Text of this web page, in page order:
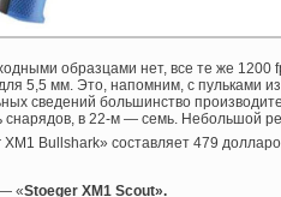
образцами нет, все те же 1200
5,5 мм. Это, напомним, с пульками
сведений большинство
в 22-м — семь. Небольшой
Bullshark» составляет 479
«Stoeger XM1 Scout».